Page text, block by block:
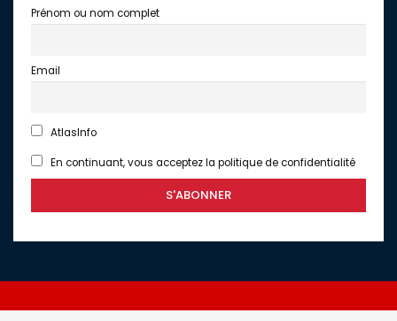
Prénom ou nom complet
Email
AtlasInfo
En continuant, vous acceptez la politique de confidentialité